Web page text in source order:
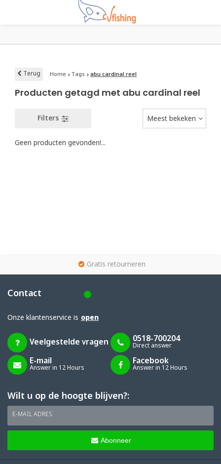
Terug Home Tags abu cardinal reel
Producten getagd met abu cardinal reel
Filters Meest bekeken
Geen producten gevonden!...
Gratis retourneren
Contact
Onze klantenservice is open
Veelgestelde vragen 0518-700204
Direct answer
E-mail
Answer in 12 Hours
Facebook
Answer in 12 Hours
Wilt u op de hoogte blijven?:
E-MAIL ADRES
Abonneer